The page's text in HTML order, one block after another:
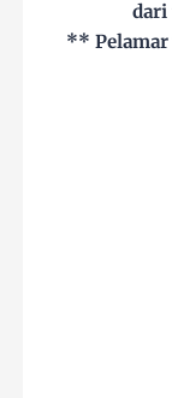
dari
** Pelamar